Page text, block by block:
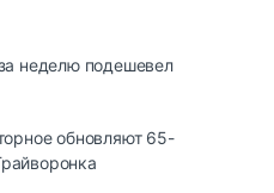
неделю подешевел
обновляют 65-